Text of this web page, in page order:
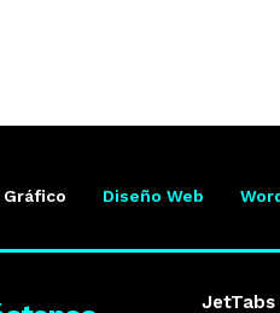
Gráfico Diseño Web
JetTabs